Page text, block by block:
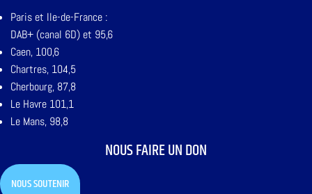
Paris et Ile-de-France :
DAB+ (canal 6D) et 95,6
Caen, 100,6
Chartres, 104,5
Cherbourg, 87,8
Le Havre 101,1
Le Mans, 98,8
NOUS FAIRE UN DON
NOUS SOUTENIR